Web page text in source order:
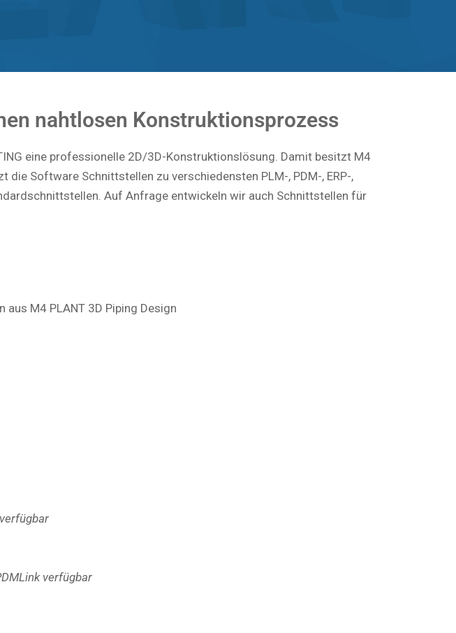
nahtlosen Konstruktionsprozess
eine professionelle 2D/3D-Konstruktionslösung. Damit besitzt M4
Software Schnittstellen zu verschiedensten PLM-, PDM-, ERP-,
Auf Anfrage entwickeln wir auch Schnittstellen für
M4 PLANT 3D Piping Design
verfügbar